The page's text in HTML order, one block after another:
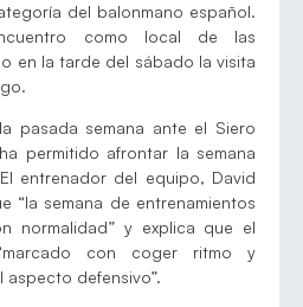
del balonmano español.
como local de las
en la tarde del sábado la visita
pasada semana ante el Siero
permitido afrontar la semana
entrenador del equipo, David
“la semana de entrenamientos
normalidad” y explica que el
con coger ritmo y
aspecto defensivo”.